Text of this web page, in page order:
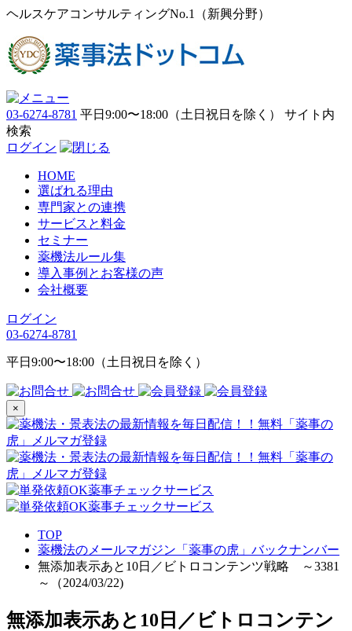
ヘルスケアコンサルティングNo.1（新興分野）
03-6274-8781 平日9:00〜18:00（土日祝日を除く）
サイト内
検索
ログイン
HOME
選ばれる理由
専門家との連携
サービスと料金
セミナー
薬機法ルール集
導入事例とお客様の声
会社概要
ログイン
03-6274-8781
平日9:00〜18:00（土日祝日を除く）
×
TOP
薬機法のメールマガジン「薬事の虎」バックナンバー
無添加表示あと10日／ビトロコンテンツ戦略 ～3381
～（2024/03/22)
無添加表示あと10日／ビトロコンテン